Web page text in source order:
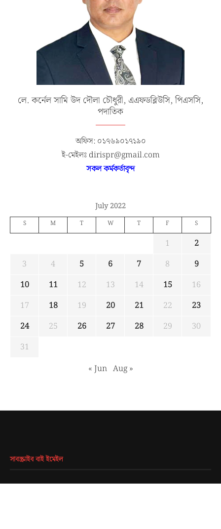
লে. কর্নেল সামি উদ দৌলা চৌধুরী, এএফডব্লিউসি, পিএসসি,
পদাতিক
অফিস: ০১৭৬৯০১৭১৯০
ই-মেইলঃ dirispr@gmail.com
সকল কর্মকর্তাবৃন্দ
July 2022
S M T W T F S
1
2
3
4 5 6 7 8
9
10
11 12 13 14 15
16
17
18 19 20 21 22
23
24
25 26 27 28 29
30
31
« Jun Aug »
সাবস্ক্রাইব বাই ইমেইল